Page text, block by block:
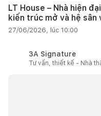
LT House – Nhà hiện
kiến trúc mở và hệ
27/06/2026, lúc 10:00
3A Signature
Tư vấn, thiết kế - Nhà